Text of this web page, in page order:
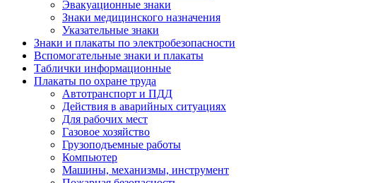
Эвакуационные знаки
Знаки медицинского назначения
Указательные знаки
Знаки и плакаты по электробезопасности
Вспомогательные знаки и плакаты
Таблички информационные
Плакаты по охране труда
Автотранспорт и ПДД
Действия в аварийных ситуациях
Для рабочих мест
Газовое хозяйство
Грузоподъемные работы
Компьютер
Машины, механизмы, инструмент